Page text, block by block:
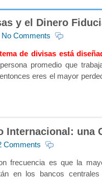
y el Dinero
No Comments
de divisas está
promedio que
eres el mayor
Internacional: una
Comments
frecuencia es que la
en los bancos